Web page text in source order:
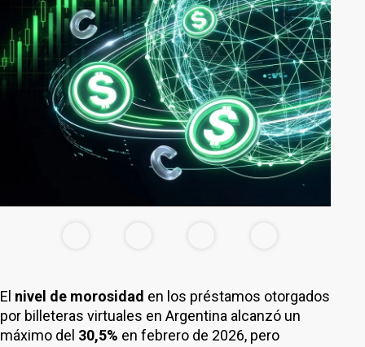
El nivel de morosidad en los préstamos otorgados
por billeteras virtuales en Argentina alcanzó un
máximo del 30,5% en febrero de 2026, pero